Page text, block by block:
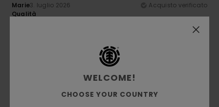
Marie3. luglio 2026
Acquisto verificato
Qualità
: Taglia
Consiglio questo prodotto
3/5
WELCOME!
CHOOSE YOUR COUNTRY